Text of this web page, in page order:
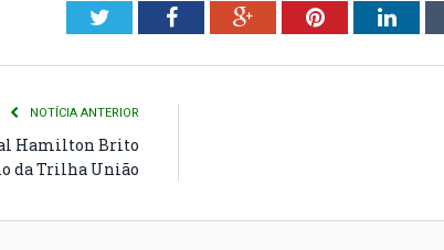
TwitterFacebookGoogle+Pinterest
NOTÍCIA ANTERIOR
Hamilton Brito
da Trilha União